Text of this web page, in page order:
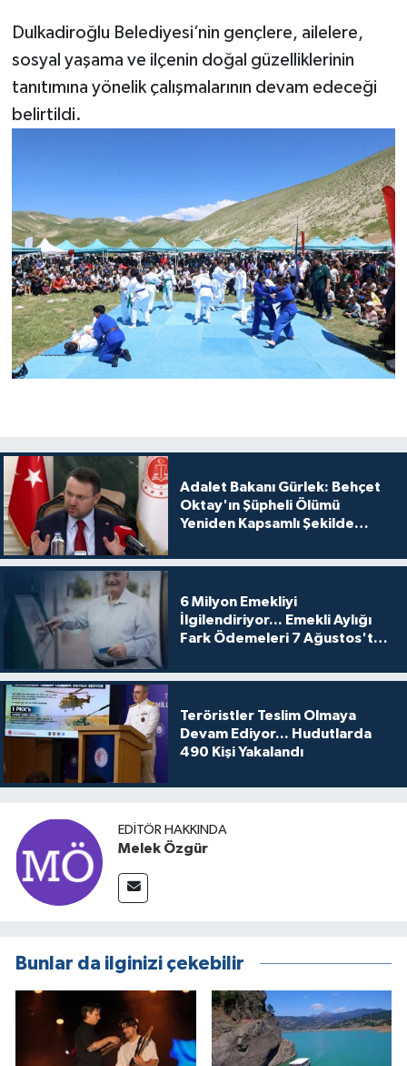
Dulkadiroğlu Belediyesi’nin gençlere, ailelere,
sosyal yaşama ve ilçenin doğal güzelliklerinin
tanıtımına yönelik çalışmalarının devam edeceği
belirtildi.
Adalet Bakanı Gürlek: Behçet
Oktay'ın Şüpheli Ölümü
Yeniden Kapsamlı Şekilde
6 Milyon Emekliyi
İlgilendiriyor... Emekli Aylığı
Fark Ödemeleri 7 Ağustos'ta
Teröristler Teslim Olmaya
Devam Ediyor... Hudutlarda
490 Kişi Yakalandı
EDITÖR HAKKINDA
Melek Özgür
Bunlar da ilginizi çekebilir